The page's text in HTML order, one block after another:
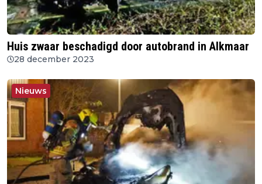
Huis zwaar beschadigd door autobrand in Alkmaar
28 december 2023
Nieuws